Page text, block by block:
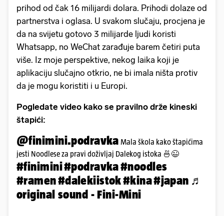
prihod od čak 16 milijardi dolara. Prihodi dolaze od
partnerstva i oglasa. U svakom slučaju, procjena je
da na svijetu gotovo 3 milijarde ljudi koristi
Whatsapp, no WeChat zarađuje barem četiri puta
više. Iz moje perspektive, nekog laika koji je
aplikaciju slučajno otkrio, ne bi imala ništa protiv
da je mogu koristiti i u Europi.
Pogledate video kako se pravilno drže kineski
štapići:
@finimini.podravka Mala škola kako štapićima
jesti Noodlese za pravi doživljaj Dalekog istoka 🍜😉
#finimini#podravka#noodles
#ramen#dalekiistok#kina#japan ♬
original sound - Fini-Mini